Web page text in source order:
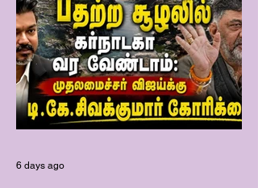
6 days ago